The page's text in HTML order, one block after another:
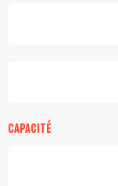
CAPACITÉ